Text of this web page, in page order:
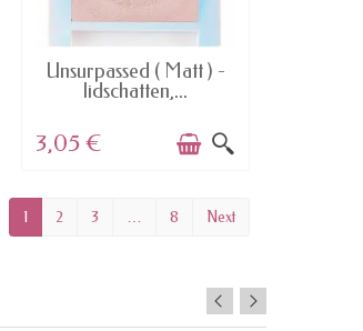
AVAILABLE
Unsurpassed ( Matt ) -
lidschatten,...
3,05 €
1 2 3 … 8 Next